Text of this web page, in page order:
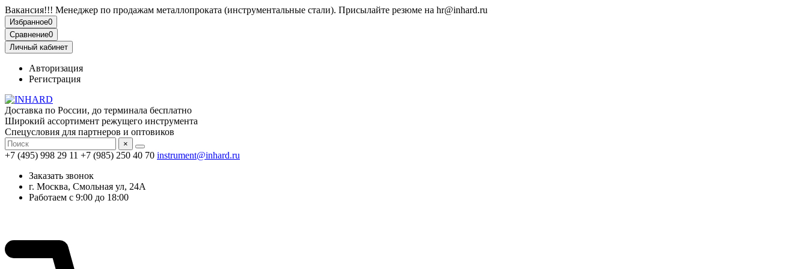
Вакансия!!! Менеджер по продажам металлопроката (инструментальные стали). Присылайте резюме на hr@inhard.ru
Избранное0
Сравнение0
Личный кабинет
Авторизация
Регистрация
Доставка по России, до терминала бесплатно
Широкий ассортимент режущего инструмента
Спецусловия для партнеров и оптовиков
×
+7 (495) 998 29 11 +7 (985) 250 40 70 instrument@inhard.ru
Заказать звонок
г. Москва, Смольная ул, 24А
Работаем с 9:00 до 18:00